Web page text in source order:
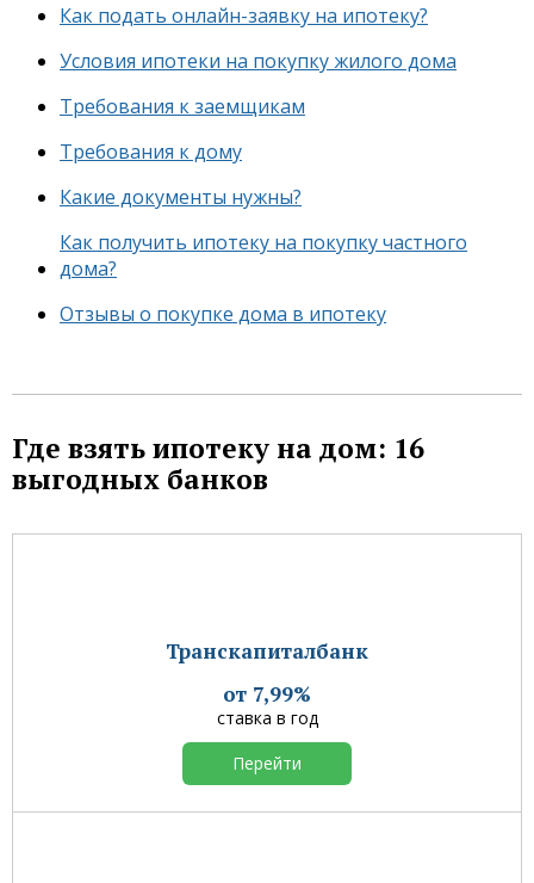
Как подать онлайн-заявку на ипотеку?
Условия ипотеки на покупку жилого дома
Требования к заемщикам
Требования к дому
Какие документы нужны?
Как получить ипотеку на покупку частного
дома?
Отзывы о покупке дома в ипотеку
Где взять ипотеку на дом: 16
выгодных банков
Транскапиталбанк
от 7,99%
ставка в год
Перейти